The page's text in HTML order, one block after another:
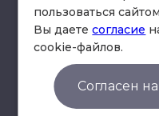
©
пользоваться
Вы даетесогласие
cookie-файлов.
Согласен